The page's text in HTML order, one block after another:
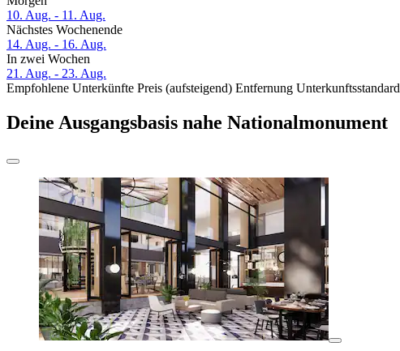
10. Aug. - 11. Aug.
Nächstes Wochenende
14. Aug. - 16. Aug.
In zwei Wochen
21. Aug. - 23. Aug.
Empfohlene Unterkünfte Preis (aufsteigend) Entfernung Unterkunftsstandard
Deine Ausgangsbasis nahe Nationalmonument